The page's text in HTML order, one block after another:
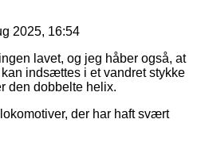
2025, 16:54
lavet, og jeg håber også, at
indsættes i et vandret stykke
den dobbelte helix.
der har haft svært